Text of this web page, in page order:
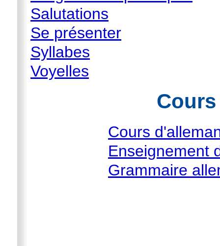
Salutations
Se présenter
Syllabes
Voyelles
Cours
Enseignement
Grammaire